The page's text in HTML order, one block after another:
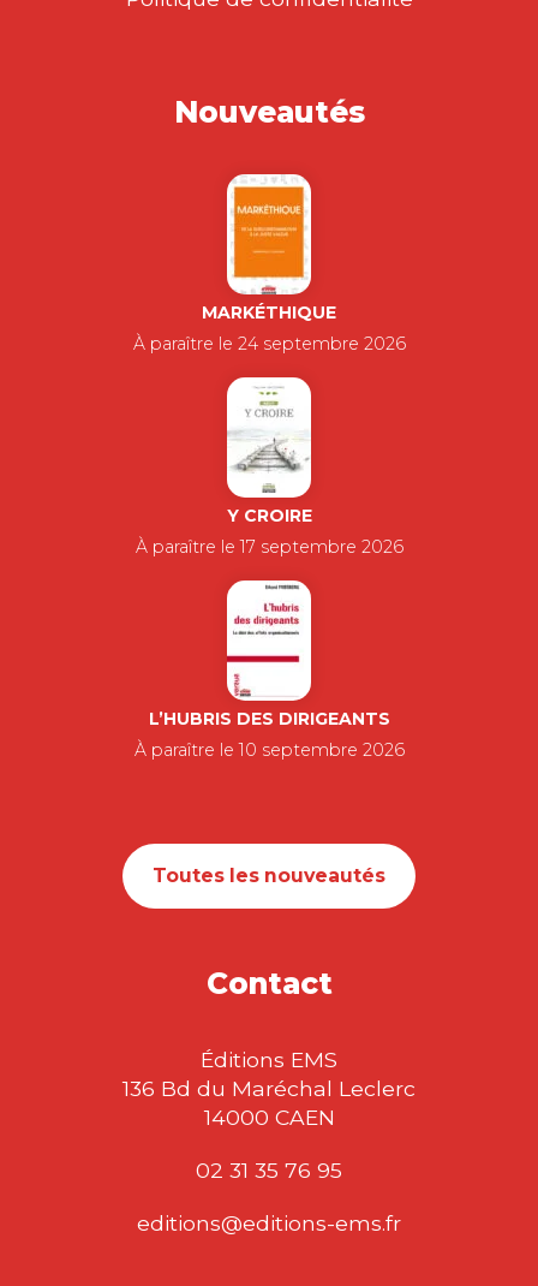
Nouveautés
MARKÉTHIQUE
À paraître le 24 septembre 2026
Y CROIRE
À paraître le 17 septembre 2026
L’HUBRIS DES DIRIGEANTS
À paraître le 10 septembre 2026
Toutes les nouveautés
Contact
Éditions EMS
136 Bd du Maréchal Leclerc
14000 CAEN
02 31 35 76 95
editions@editions-ems.fr